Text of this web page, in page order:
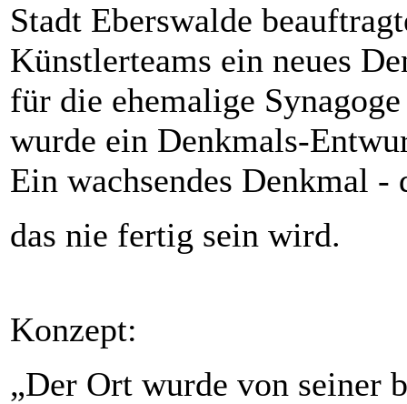
Stadt Eberswalde
Künstlerteams ein neues
für die ehemalige
wurde ein Denkmals-
Ein wachsendes Denkmal -
das nie fertig sein wird.
Konzept:
„Der Ort wurde von seiner